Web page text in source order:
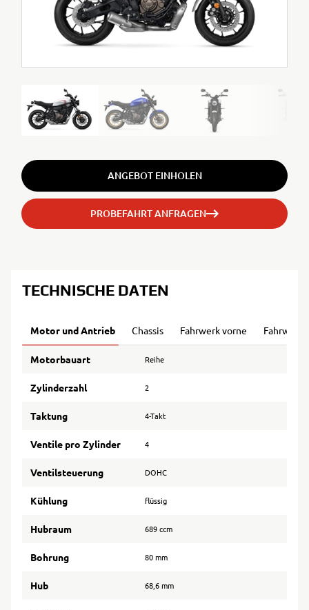
ANGEBOT EINHOLEN
PROBEFAHRT ANFRAGEN
TECHNISCHE DATEN
Motor und Antrieb Chassis Fahrwerk vorne Fahrwerk
Motorbauart Reihe
Zylinderzahl 2
Taktung 4-Takt
Ventile pro Zylinder 4
Ventilsteuerung DOHC
Kühlung flüssig
Hubraum 689 ccm
Bohrung 80 mm
Hub 68,6 mm